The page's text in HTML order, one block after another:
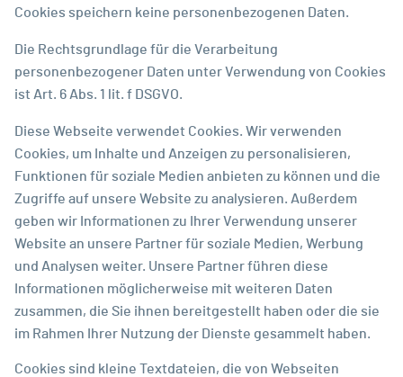
Cookies speichern keine personenbezogenen Daten.
Die Rechtsgrundlage für die Verarbeitung
personenbezogener Daten unter Verwendung von Cookies
ist Art. 6 Abs. 1 lit. f DSGVO.
Diese Webseite verwendet Cookies. Wir verwenden
Cookies, um Inhalte und Anzeigen zu personalisieren,
Funktionen für soziale Medien anbieten zu können und die
Zugriffe auf unsere Website zu analysieren. Außerdem
geben wir Informationen zu Ihrer Verwendung unserer
Website an unsere Partner für soziale Medien, Werbung
und Analysen weiter. Unsere Partner führen diese
Informationen möglicherweise mit weiteren Daten
zusammen, die Sie ihnen bereitgestellt haben oder die sie
im Rahmen Ihrer Nutzung der Dienste gesammelt haben.
Cookies sind kleine Textdateien, die von Webseiten